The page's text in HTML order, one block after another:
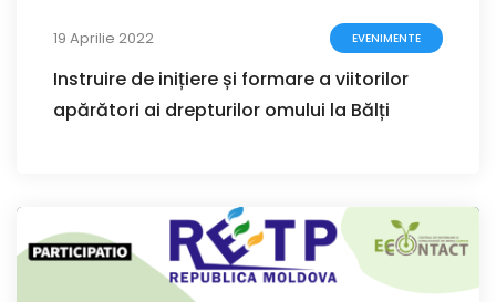
19 Aprilie 2022 EVENIMENTE
Instruire de inițiere și formare a viitorilor
apărători ai drepturilor omului la Bălți